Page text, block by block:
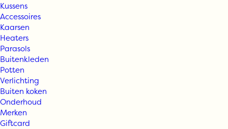
Kussens
Accessoires
Kaarsen
Heaters
Parasols
Buitenkleden
Potten
Verlichting
Buiten koken
Onderhoud
Merken
Giftcard
Silk-ka – plant
groen 210 cm
€695,00